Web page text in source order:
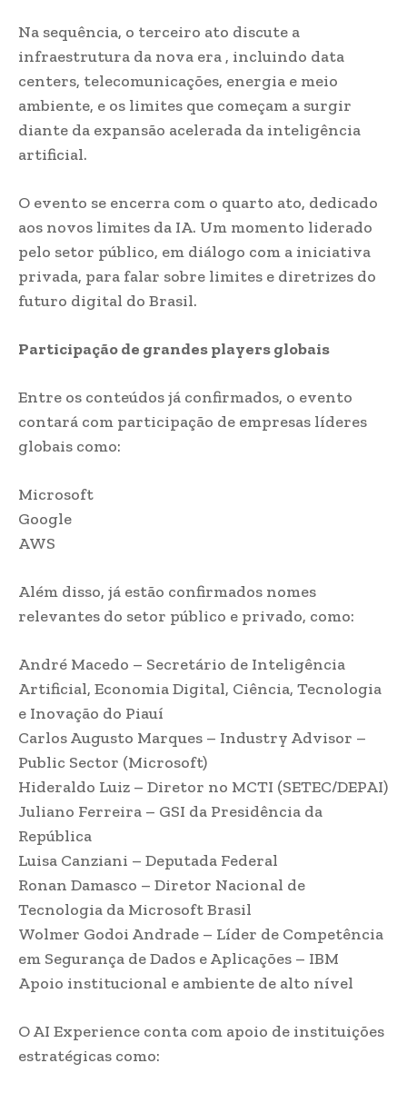
Na sequência, o terceiro ato discute a
infraestrutura da nova era , incluindo data
centers, telecomunicações, energia e meio
ambiente, e os limites que começam a surgir
diante da expansão acelerada da inteligência
artificial.
O evento se encerra com o quarto ato, dedicado
aos novos limites da IA. Um momento liderado
pelo setor público, em diálogo com a iniciativa
privada, para falar sobre limites e diretrizes do
futuro digital do Brasil.
Participação de grandes players globais
Entre os conteúdos já confirmados, o evento
contará com participação de empresas líderes
globais como:
Microsoft
Google
AWS
Além disso, já estão confirmados nomes
relevantes do setor público e privado, como:
André Macedo – Secretário de Inteligência
Artificial, Economia Digital, Ciência, Tecnologia
e Inovação do Piauí
Carlos Augusto Marques – Industry Advisor –
Public Sector (Microsoft)
Hideraldo Luiz – Diretor no MCTI (SETEC/DEPAI)
Juliano Ferreira – GSI da Presidência da
República
Luisa Canziani – Deputada Federal
Ronan Damasco – Diretor Nacional de
Tecnologia da Microsoft Brasil
Wolmer Godoi Andrade – Líder de Competência
em Segurança de Dados e Aplicações – IBM
Apoio institucional e ambiente de alto nível
O AI Experience conta com apoio de instituições
estratégicas como: